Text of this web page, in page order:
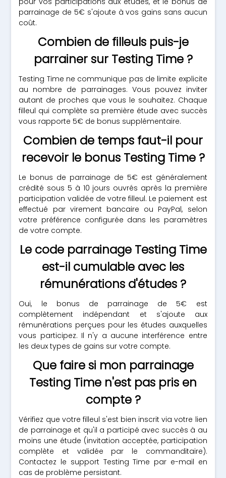
parrainage de 5€ s'ajoute à vos gains sans aucun
coût.
Combien de filleuls puis-je
parrainer sur Testing Time ?
Testing Time ne communique pas de limite explicite
au nombre de parrainages. Vous pouvez inviter
autant de proches que vous le souhaitez. Chaque
filleul qui complète sa première étude avec succès
vous rapporte 5€ de bonus supplémentaire.
Combien de temps faut-il pour
recevoir le bonus Testing Time ?
Le bonus de parrainage de 5€ est généralement
crédité sous 5 à 10 jours ouvrés après la première
participation validée de votre filleul. Le paiement est
effectué par virement bancaire ou PayPal, selon
votre préférence configurée dans les paramètres
de votre compte.
Le code parrainage Testing Time
est-il cumulable avec les
rémunérations d'études ?
Oui, le bonus de parrainage de 5€ est
complètement indépendant et s'ajoute aux
rémunérations perçues pour les études auxquelles
vous participez. Il n'y a aucune interférence entre
les deux types de gains sur votre compte.
Que faire si mon parrainage
Testing Time n'est pas pris en
compte ?
Vérifiez que votre filleul s'est bien inscrit via votre lien
de parrainage et qu'il a participé avec succès à au
moins une étude (invitation acceptée, participation
complète et validée par le commanditaire).
Contactez le support Testing Time par e-mail en
cas de problème persistant.